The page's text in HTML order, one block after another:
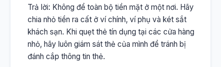
Trả lời: Không để toàn bộ tiền mặt ở một nơi. Hãy
chia nhỏ tiền ra cất ở ví chính, ví phụ và két sắt
khách sạn. Khi quẹt thẻ tín dụng tại các cửa hàng
nhỏ, hãy luôn giám sát thẻ của mình để tránh bị
đánh cắp thông tin thẻ.